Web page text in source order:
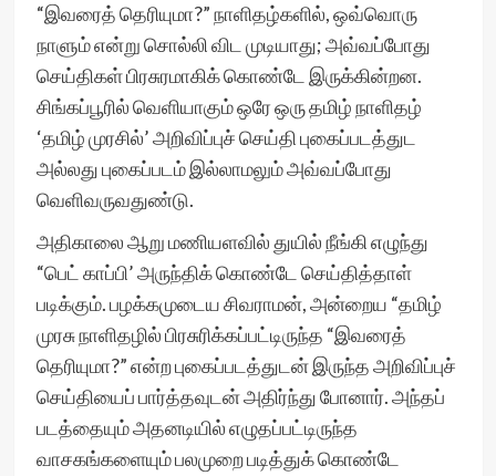
“இவரைத் தெரியுமா?” நாளிதழ்களில், ஒவ்வொரு
நாளும் என்று சொல்லி விட முடியாது; அவ்வப்போது
செய்திகள் பிரசுரமாகிக் கொண்டே இருக்கின்றன.
சிங்கப்பூரில் வெளியாகும் ஒரே ஒரு தமிழ் நாளிதழ்
‘தமிழ் முரசில்’ அறிவிப்புச் செய்தி புகைப்படத்துட
அல்லது புகைப்படம் இல்லாமலும் அவ்வப்போது
வெளிவருவதுண்டு.
அதிகாலை ஆறு மணியளவில் துயில் நீங்கி எழுந்து
“பெட் காப்பி’ அருந்திக் கொண்டே செய்தித்தாள்
படிக்கும். பழக்கமுடைய சிவராமன், அன்றைய “தமிழ்
முரசு நாளிதழில் பிரசுரிக்கப்பட்டிருந்த “இவரைத்
தெரியுமா?” என்ற புகைப்படத்துடன் இருந்த அறிவிப்புச்
செய்தியைப் பார்த்தவுடன் அதிர்ந்து போனார். அந்தப்
படத்தையும் அதனடியில் எழுதப்பட்டிருந்த
வாசகங்களையும் பலமுறை படித்துக் கொண்டே